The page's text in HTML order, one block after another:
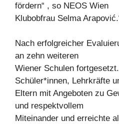
fördern“ , so NEOS Wien
Klubobfrau Selma
Nach erfolgreicher
an zehn weiteren
Wiener Schulen
Schüler*innen, Lehrkräfte
Eltern mit Angeboten zu
und respektvollem
Miteinander und erreichte